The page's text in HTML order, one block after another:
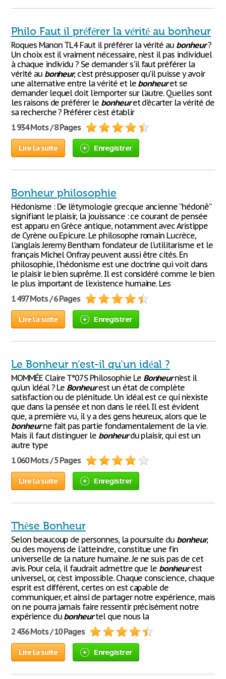
Philo Faut il préférer la vérité au bonheur
Roques Manon TL4 Faut il préférer la vérité au bonheur?
Un choix est il vraiment nécessaire, n'est il pas individuel
à chaque individu ? Se demander s'il faut préférer la
vérité au bonheur, c'est présupposer qu'il puisse y avoir
une alternative entre la vérité et le bonheuret se
demander lequel doit l'emporter sur l'autre. Quelles sont
les raisons de préférer le bonheuret d'écarter la vérité de
sa recherche ? Préférer c'est établir
1 934 Mots / 8 Pages
Lire la suite Enregistrer
Bonheur philosophie
Hédonisme : De l’étymologie grecque ancienne “hédonê”
signifiant le plaisir, la jouissance : ce courant de pensée
est apparu en Grèce antique, notamment avec Aristippe
de Cyrène ou Epicure. Le philosophe romain Lucrèce,
l'anglais Jeremy Bentham fondateur de l'utilitarisme et le
français Michel Onfray peuvent aussi être cités. En
philosophie, l'hédonisme est une doctrine qui voit dans
le plaisir le bien suprême. Il est considéré comme le bien
le plus important de l'existence humaine. Les
1 497 Mots / 6 Pages
Lire la suite Enregistrer
Le Bonheur n’est-il qu’un idéal ?
MOMMÉE Claire T°07S Philosophie Le Bonheurn’est il
qu’un idéal ? Le Bonheurest un état de complète
satisfaction ou de plénitude. Un idéal est ce qui n’existe
que dans la pensée et non dans le réel. Il est évident
que, a première vu, il y a des gens heureux, alors que le
bonheurne fait pas partie fondamentalement de la vie.
Mais il faut distinguer le bonheurdu plaisir, qui est un
autre type
1 060 Mots / 5 Pages
Lire la suite Enregistrer
Thèse Bonheur
Selon beaucoup de personnes, la poursuite du bonheur,
ou des moyens de l'atteindre, constitue une fin
universelle de la nature humaine. Je ne suis pas de cet
avis. Pour cela, il faudrait admettre que le bonheurest
universel, or, c’est impossible. Chaque conscience, chaque
esprit est différent, certes on est capable de
communiquer, et ainsi de partager notre expérience, mais
on ne pourra jamais faire ressentir précisément notre
expérience du bonheurtel que nous la
2 436 Mots / 10 Pages
Lire la suite Enregistrer